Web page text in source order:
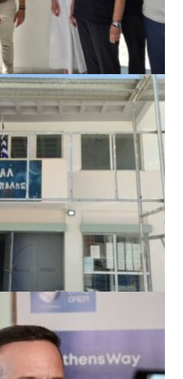
· 18:01
Κατάστημα Κουβαρά φέρει
«Γεώργιος Πρίφτης»
07/08/2026 · 17:45
Εργασίες
σχολεία και αθλητικές